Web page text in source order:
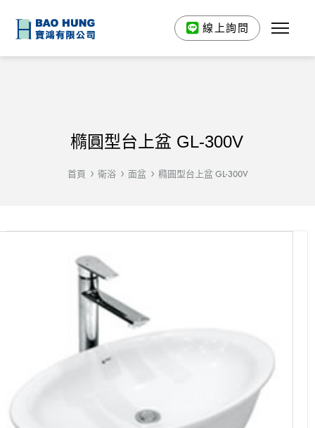
線上詢問
橢圓型台上盆 GL-300V
首頁 衛浴 面盆 橢圓型台上盆 GL-300V